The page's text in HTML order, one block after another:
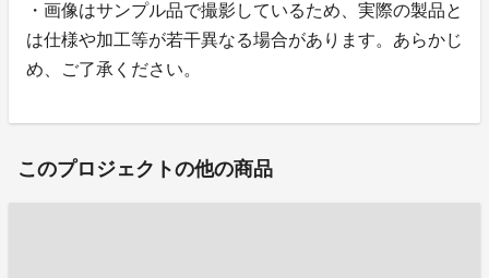
・画像はサンプル品で撮影しているため、実際の製品と
は仕様や加工等が若干異なる場合があります。あらかじ
め、ご了承ください。
このプロジェクトの他の商品